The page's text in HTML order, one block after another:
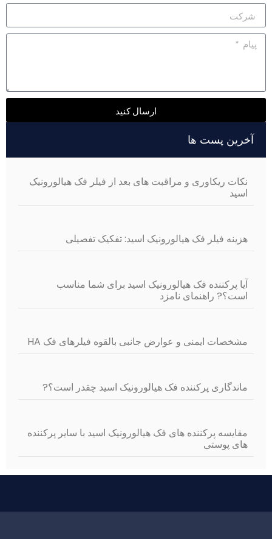
ارسال کنید
آخرین پست ها
نکات ریکاوری و مراقبت های بعد از فیلر فک هیالورونیک
اسید
هزینه فیلر فک هیالورونیک اسید: تفکیک تفصیلی
آیا پرکننده فک هیالورونیک اسید برای شما مناسب
است؟? راهنمای نامزد
مشخصات ایمنی و عوارض جانبی بالقوه فیلرهای فک HA
ماندگاری پرکننده فک هیالورونیک اسید چقدر است؟?
مقایسه پرکننده های فک هیالورونیک اسید با سایر پرکننده
های پوستی